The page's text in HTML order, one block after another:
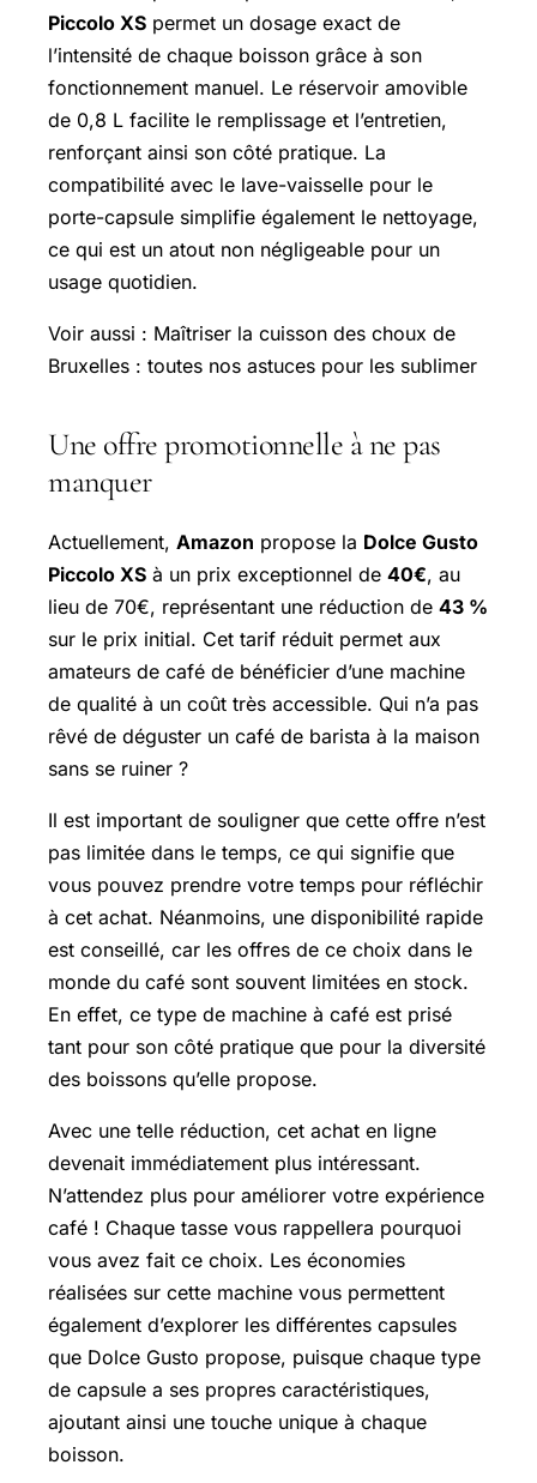
Piccolo XS permet un dosage exact de
l’intensité de chaque boisson grâce à son
fonctionnement manuel. Le réservoir amovible
de 0,8 L facilite le remplissage et l’entretien,
renforçant ainsi son côté pratique. La
compatibilité avec le lave-vaisselle pour le
porte-capsule simplifie également le nettoyage,
ce qui est un atout non négligeable pour un
usage quotidien.
Voir aussi : Maîtriser la cuisson des choux de
Bruxelles : toutes nos astuces pour les sublimer
Une offre promotionnelle à ne pas
manquer
Actuellement, Amazon propose la Dolce Gusto
Piccolo XS à un prix exceptionnel de 40€, au
lieu de 70€, représentant une réduction de 43 %
sur le prix initial. Cet tarif réduit permet aux
amateurs de café de bénéficier d’une machine
de qualité à un coût très accessible. Qui n’a pas
rêvé de déguster un café de barista à la maison
sans se ruiner ?
Il est important de souligner que cette offre n’est
pas limitée dans le temps, ce qui signifie que
vous pouvez prendre votre temps pour réfléchir
à cet achat. Néanmoins, une disponibilité rapide
est conseillé, car les offres de ce choix dans le
monde du café sont souvent limitées en stock.
En effet, ce type de machine à café est prisé
tant pour son côté pratique que pour la diversité
des boissons qu’elle propose.
Avec une telle réduction, cet achat en ligne
devenait immédiatement plus intéressant.
N’attendez plus pour améliorer votre expérience
café ! Chaque tasse vous rappellera pourquoi
vous avez fait ce choix. Les économies
réalisées sur cette machine vous permettent
également d’explorer les différentes capsules
que Dolce Gusto propose, puisque chaque type
de capsule a ses propres caractéristiques,
ajoutant ainsi une touche unique à chaque
boisson.